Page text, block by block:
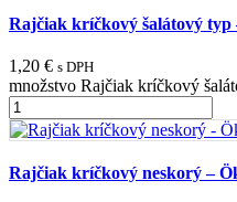
Rajčiak kríčkový šalátový typ
1,20 € s DPH
množstvo Rajčiak kríčkový
Rajčiak kríčkový neskorý –